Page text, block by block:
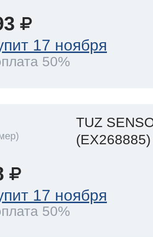
17 ноября
50%
TUZ
(EX268885)
17 ноября
50%